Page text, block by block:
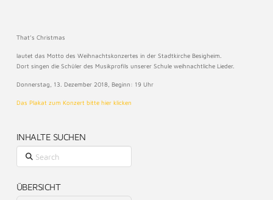
That’s Christmas
lautet das Motto des Weihnachtskonzertes in der Stadtkirche Besigheim.
Dort singen die Schüler des Musikprofils unserer Schule weihnachtliche Lieder.
Donnerstag, 13. Dezember 2018, Beginn: 19 Uhr
Das Plakat zum Konzert bitte hier klicken
INHALTE SUCHEN
ÜBERSICHT